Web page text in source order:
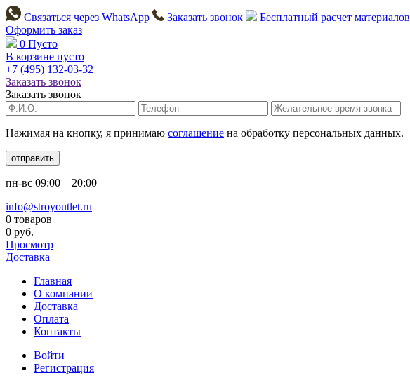
Связаться через WhatsApp Заказать звонок Бесплатный расчет материалов
Оформить заказ
0 Пусто
В корзине пусто
+7 (495) 132-03-32
Заказать звонок
Заказать звонок
Нажимая на кнопку, я принимаю соглашение на обработку персональных данных.
отправить
пн-вс 09:00 – 20:00
info@stroyoutlet.ru
0 товаров
0 руб.
Просмотр
Доставка
Главная
О компании
Доставка
Оплата
Контакты
Войти
Регистрация